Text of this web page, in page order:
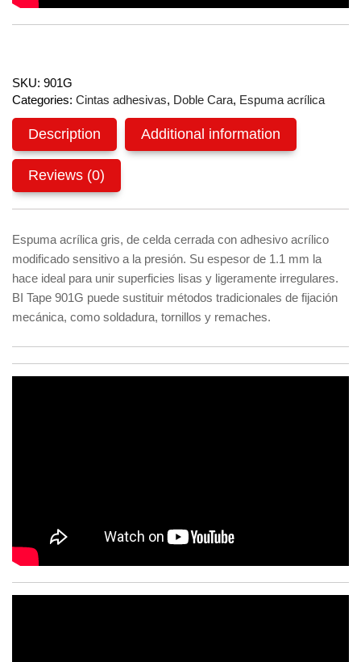
SKU: 901G
Categories: Cintas adhesivas, Doble Cara, Espuma acrílica
Description Additional information
Reviews (0)
Espuma acrílica gris, de celda cerrada con adhesivo acrílico
modificado sensitivo a la presión. Su espesor de 1.1 mm la
hace ideal para unir superficies lisas y ligeramente irregulares.
BI Tape 901G puede sustituir métodos tradicionales de fijación
mecánica, como soldadura, tornillos y remaches.